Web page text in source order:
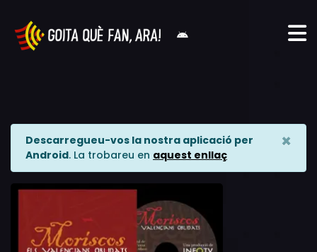
Descarregueu-vos la nostra aplicació per
Android. La trobareu en aquest enllaç
×